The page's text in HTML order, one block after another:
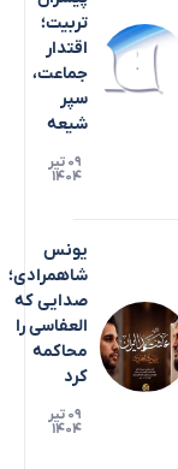
تربیت؛
اقتدار
جماعت،
سپر
شیعه
۰۹ تیر
۱۴۰۴
یونس
شاهمرادی؛
صدایی که
العفاسی را
محاکمه
کرد
۰۹ تیر
۱۴۰۴